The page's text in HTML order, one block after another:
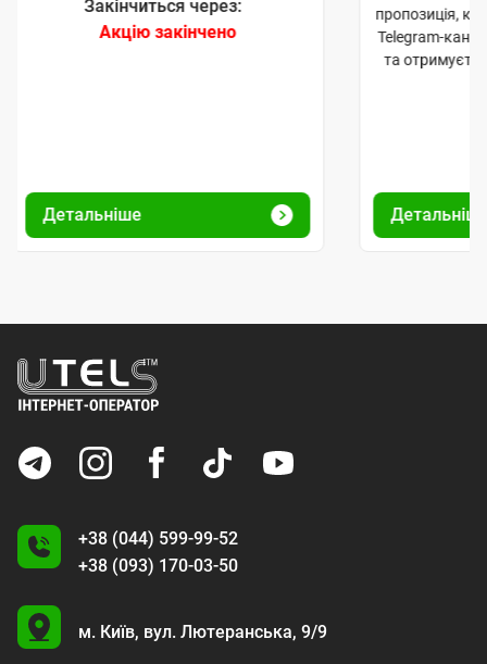
Закінчиться через:
Акцію закінчено
Детальніше
пропозиція,
Telegram-
та
+38 (044) 599-99-52
+38 (093) 170-03-50
U
м. Київ, вул. Лютеранська, 9/9